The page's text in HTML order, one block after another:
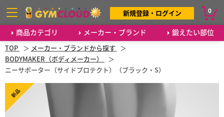
商品カテゴリ メーカー・ブランド 鍛えたい部位
新規登録・ログイン 0
TOP
メーカー・ブランドから探す
BODYMAKER（ボディメーカー）
ニーサポーター（サイドプロテクト）（ブラック・S）
新品